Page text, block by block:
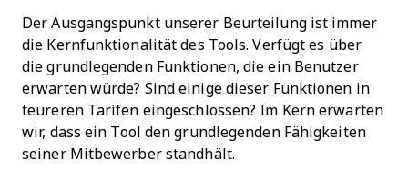
Der Ausgangspunkt unserer Beurteilung ist immer
die Kernfunktionalität des Tools. Verfügt es über
die grundlegenden Funktionen, die ein Benutzer
erwarten würde? Sind einige dieser Funktionen in
teureren Tarifen eingeschlossen? Im Kern erwarten
wir, dass ein Tool den grundlegenden Fähigkeiten
seiner Mitbewerber standhält.